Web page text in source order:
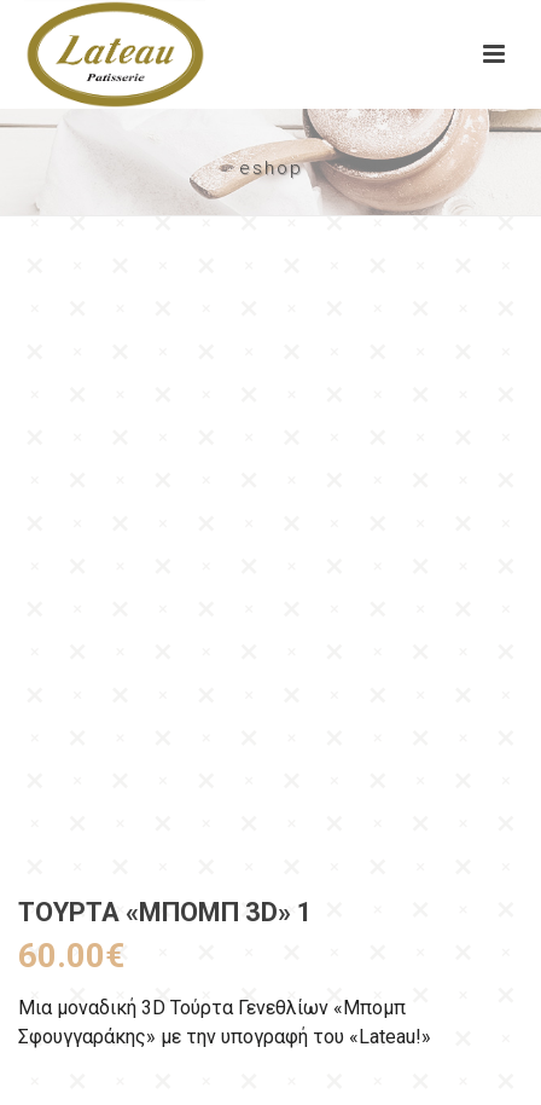
eshop
ΤΟΎΡΤΑ «ΜΠΟΜΠ 3D» 1
60.00€
Μια μοναδική 3D Τούρτα Γενεθλίων «Μπομπ
Σφουγγαράκης» με την υπογραφή του «Lateau!»